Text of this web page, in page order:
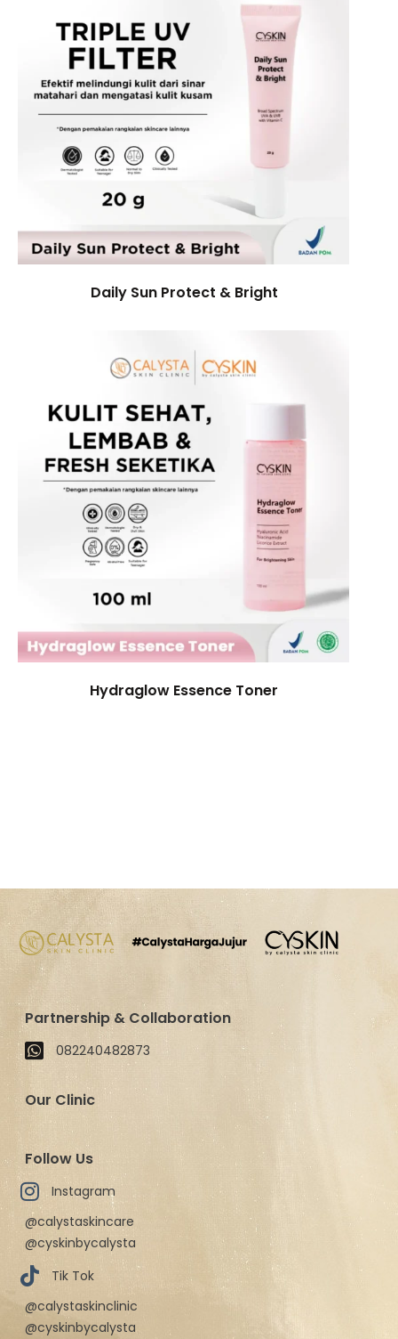
Daily Sun Protect & Bright
Hydraglow Essence Toner
Partnership & Collaboration
082240482873
Our Clinic
Follow Us
Instagram
@calystaskincare
@cyskinbycalysta
Tik Tok
@calystaskinclinic
@cyskinbycalysta